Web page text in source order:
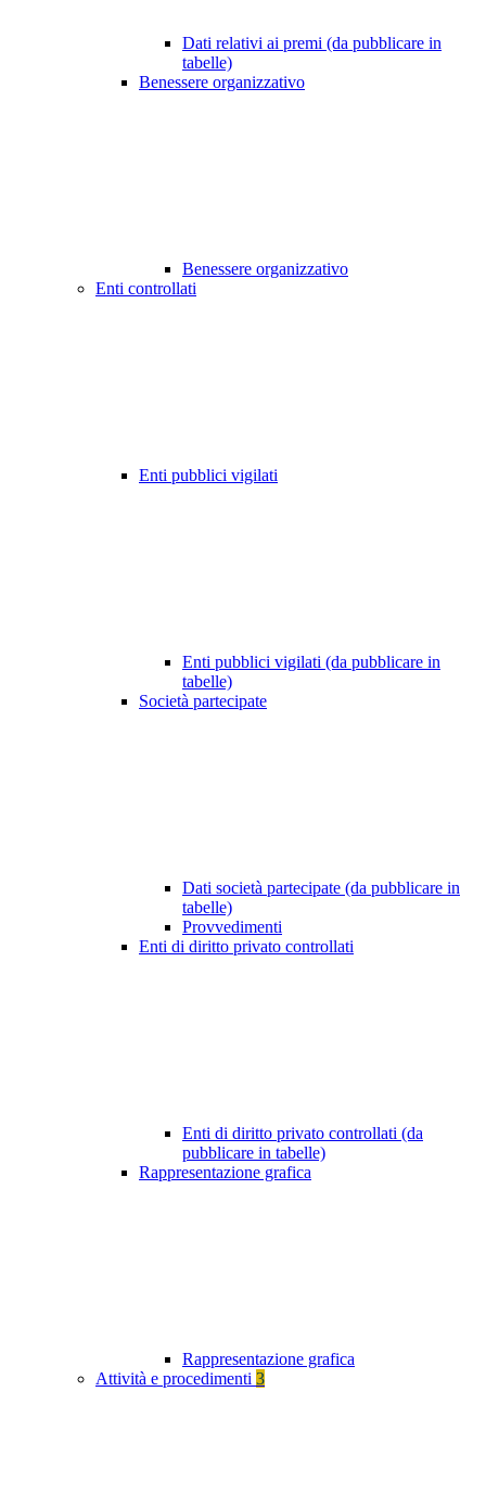
Dati relativi ai premi (da pubblicare in
tabelle)
Benessere organizzativo
Benessere organizzativo
Enti controllati
Enti pubblici vigilati
Enti pubblici vigilati (da pubblicare in
tabelle)
Società partecipate
Dati società partecipate (da pubblicare in
tabelle)
Provvedimenti
Enti di diritto privato controllati
Enti di diritto privato controllati (da
pubblicare in tabelle)
Rappresentazione grafica
Rappresentazione grafica
Attività e procedimenti 3